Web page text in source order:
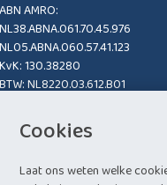
Cookies
Laat ons weten welke
ABN AMRO:
NL38.ABNA.061.70.45.976
NL05.ABNA.060.57.41.123
KvK: 130.38280
BTW: NL8220.03.612.B01